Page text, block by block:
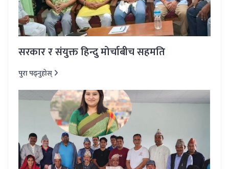
सरकार र संयुक्त हिन्दु मोर्चाबीच सहमति
पुरा पढ्नुहोस्